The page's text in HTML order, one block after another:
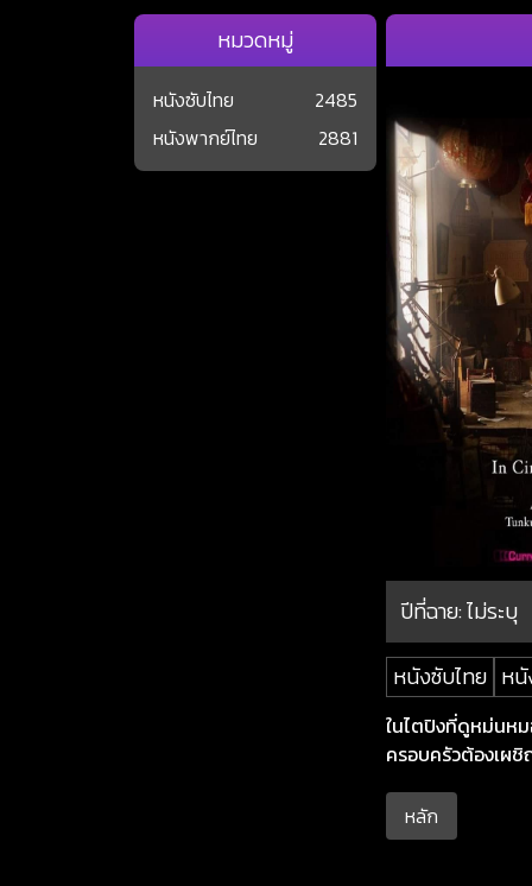
ปีที่ฉาย:ไม่ระบุ
หนังซับไทย หนั
ในไตปิงที่ดูหม่นห
ครอบครัวต้องเ
หลัก
หมวดหมู่
หนังซับไทย
2485
หนังพากย์ไทย
2881